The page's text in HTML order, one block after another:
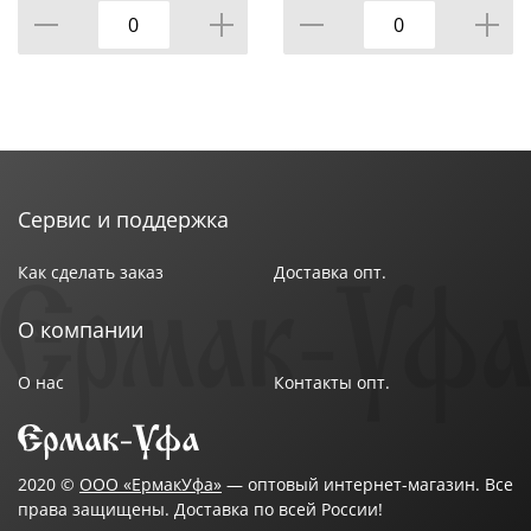
моющими средствами. Сушить в разобранном виде!
Изготовлено: лезвия из коррозионностойкой
Сервис и поддержка
Как сделать заказ Доставка опт.
О компании
О нас Контакты опт.
2020 © ООО «ЕрмакУфа» — оптовый интернет-магазин. Все
права защищены. Доставка по всей России!